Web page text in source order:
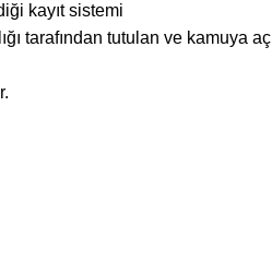
kayıt sistemi
tarafından tutulan ve kamuya